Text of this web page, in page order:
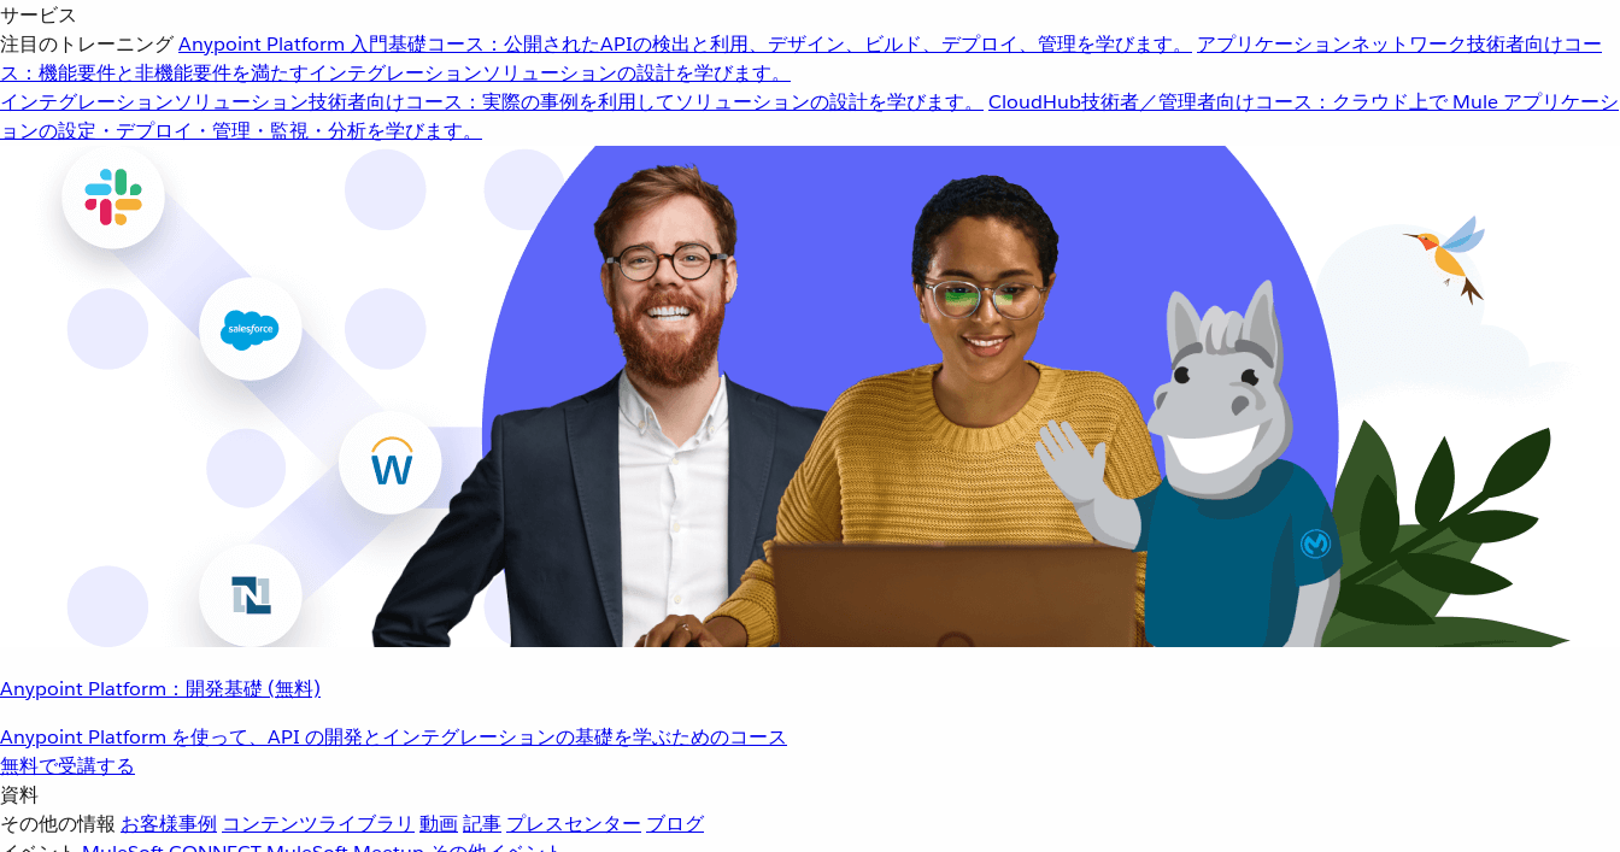
サービス
注目のトレーニングAnypoint Platform 入門基礎コース：公開されたAPIの検出と利用、デザイン、ビルド、デプロイ、管理を学びます。 アプリケーションネットワーク技術者向けコー
ス：機能要件と非機能要件を満たすインテグレーションソリューションの設計を学びます。
インテグレーションソリューション技術者向けコース：実際の事例を利用してソリューションの設計を学びます。 CloudHub技術者／管理者向けコース：クラウド上で Mule アプリケーシ
ョンの設定・デプロイ・管理・監視・分析を学びます。
Anypoint Platform：開発基礎 (無料)
Anypoint Platform を使って、API の開発とインテグレーションの基礎を学ぶためのコース
無料で受講する
資料
その他の情報 お客様事例 コンテンツライブラリ 動画記事 プレスセンター ブログ